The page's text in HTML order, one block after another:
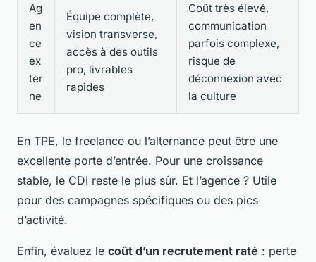
Ag
en
ce
ex
ter
ne
Équipe complète,
vision transverse,
accès à des outils
pro, livrables
rapides
Coût très élevé,
communication
parfois complexe,
risque de
déconnexion avec
la culture
En TPE, le freelance ou l’alternance peut être une
excellente porte d’entrée. Pour une croissance
stable, le CDI reste le plus sûr. Et l’agence ? Utile
pour des campagnes spécifiques ou des pics
d’activité.
Enfin, évaluez le coût d’un recrutement raté : perte